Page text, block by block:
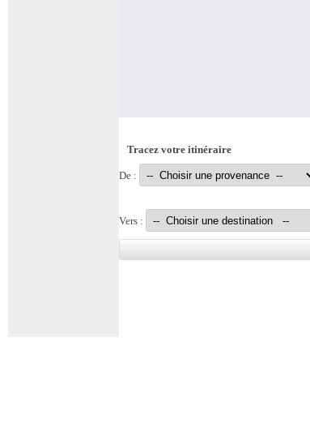
Tracez votre itinéraire
De :
Vers :